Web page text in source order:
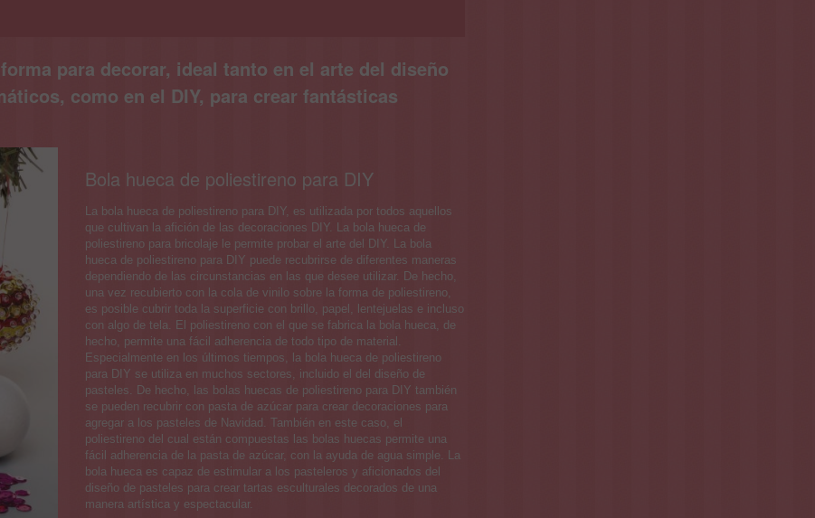
para decorar, ideal tanto en el arte del diseño
como en el DIY, para crear fantásticas
Bola hueca de poliestireno para DIY
La bola hueca de poliestireno para DIY, es utilizada por todos aquellos
que cultivan la afición de las decoraciones DIY. La bola hueca de
poliestireno para bricolaje le permite probar el arte del DIY. La bola
hueca de poliestireno para DIY puede recubrirse de diferentes maneras
dependiendo de las circunstancias en las que desee utilizar. De hecho,
una vez recubierto con la cola de vinilo sobre la forma de poliestireno,
es posible cubrir toda la superficie con brillo, papel, lentejuelas e incluso
con algo de tela. El poliestireno con el que se fabrica la bola hueca, de
hecho, permite una fácil adherencia de todo tipo de material.
Especialmente en los últimos tiempos, la bola hueca de poliestireno
para DIY se utiliza en muchos sectores, incluido el del diseño de
pasteles. De hecho, las bolas huecas de poliestireno para DIY también
se pueden recubrir con pasta de azúcar para crear decoraciones para
agregar a los pasteles de Navidad. También en este caso, el
poliestireno del cual están compuestas las bolas huecas permite una
fácil adherencia de la pasta de azúcar, con la ayuda de agua simple. La
bola hueca es capaz de estimular a los pasteleros y aficionados del
diseño de pasteles para crear tartas esculturales decorados de una
manera artística y espectacular.